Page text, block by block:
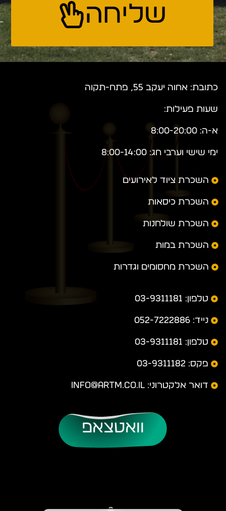
שליחה
כתובת: אחוה יעקב 55, פתח-תקוה
שעות פעילות:
א-ה: 8:00-20:00
ימי שישי וערבי חג: 8:00-14:00
השכרת ציוד לאירועים
השכרת כיסאות
השכרת שולחנות
השכרת במות
השכרת מחסומים וגדרות
טלפון: 03-9311181
נייד: 052-7222886
טלפון: 03-9311181
פקס: 03-9311182
דואר אלקטרוני: info@artm.co.il
וואטצאפ